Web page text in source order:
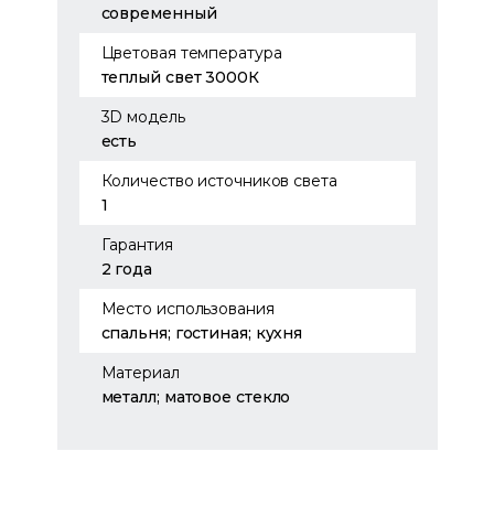
современный
Цветовая температура
теплый свет 3000К
3D модель
есть
Количество источников света
1
Гарантия
2 года
Место использования
спальня; гостиная; кухня
Материал
металл; матовое стекло